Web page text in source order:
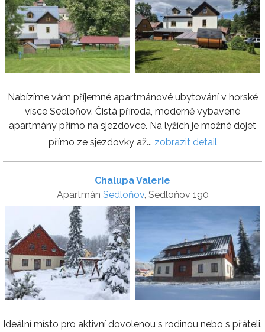
Nabízíme vám příjemné apartmánové ubytování v horské
vísce Sedloňov. Čistá příroda, moderně vybavené
apartmány přímo na sjezdovce. Na lyžích je možné dojet
přímo ze sjezdovky až... zobrazit detail
Chalupa Valerie
Apartmán Sedloňov, Sedloňov 190
Ideální místo pro aktivní dovolenou s rodinou nebo s přáteli.